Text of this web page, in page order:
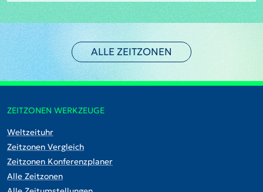
ALLE ZEITZONEN
ZEITZONEN WERKZEUGE
Weltzeituhr
Zeitzonen Vergleich
Zeitzonen Konferenzplaner
Alle Zeitzonen